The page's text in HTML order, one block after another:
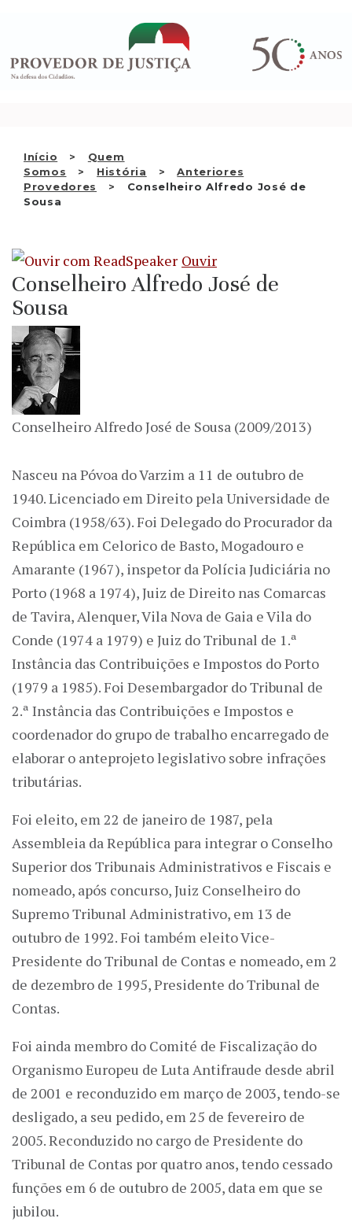
conteúdo
Início
Quem
Somos
História
Anteriores
Provedores
Conselheiro Alfredo José de
Sousa
QUEM SOMOS
ATIVIDADE
RELAÇÕES INTERNACIONAIS
APRESENTAR QUEIXA
Ouvir
Conselheiro Alfredo José de
Sousa
Conselheiro Alfredo José de Sousa (2009/2013)
Nasceu na Póvoa do Varzim a 11 de outubro de
1940. Licenciado em Direito pela Universidade de
Coimbra (1958/63). Foi Delegado do Procurador da
República em Celorico de Basto, Mogadouro e
Amarante (1967), inspetor da Polícia Judiciária no
Porto (1968 a 1974), Juiz de Direito nas Comarcas
de Tavira, Alenquer, Vila Nova de Gaia e Vila do
Conde (1974 a 1979) e Juiz do Tribunal de 1.ª
Instância das Contribuições e Impostos do Porto
(1979 a 1985). Foi Desembargador do Tribunal de
2.ª Instância das Contribuições e Impostos e
coordenador do grupo de trabalho encarregado de
elaborar o anteprojeto legislativo sobre infrações
tributárias.
Foi eleito, em 22 de janeiro de 1987, pela
Assembleia da República para integrar o Conselho
Superior dos Tribunais Administrativos e Fiscais e
nomeado, após concurso, Juiz Conselheiro do
Supremo Tribunal Administrativo, em 13 de
outubro de 1992. Foi também eleito Vice-
Presidente do Tribunal de Contas e nomeado, em 2
de dezembro de 1995, Presidente do Tribunal de
Contas.
Foi ainda membro do Comité de Fiscalização do
Organismo Europeu de Luta Antifraude desde abril
de 2001 e reconduzido em março de 2003, tendo-se
desligado, a seu pedido, em 25 de fevereiro de
2005. Reconduzido no cargo de Presidente do
Tribunal de Contas por quatro anos, tendo cessado
funções em 6 de outubro de 2005, data em que se
jubilou.